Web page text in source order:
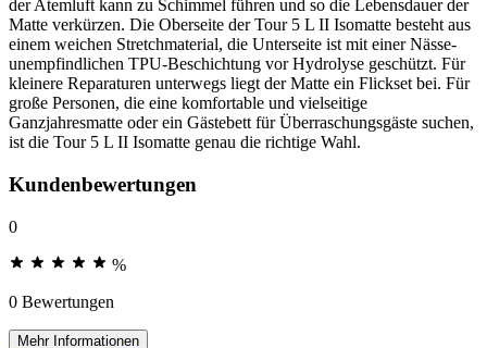
der Atemluft kann zu Schimmel führen und so die Lebensdauer der
Matte verkürzen. Die Oberseite der Tour 5 L II Isomatte besteht aus
einem weichen Stretchmaterial, die Unterseite ist mit einer Nässe-
unempfindlichen TPU-Beschichtung vor Hydrolyse geschützt. Für
kleinere Reparaturen unterwegs liegt der Matte ein Flickset bei. Für
große Personen, die eine komfortable und vielseitige
Ganzjahresmatte oder ein Gästebett für Überraschungsgäste suchen,
ist die Tour 5 L II Isomatte genau die richtige Wahl.
Kundenbewertungen
0
%
0 Bewertungen
Mehr Informationen